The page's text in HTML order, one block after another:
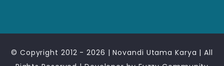
© Copyright 2012 - 2026 |Novandi Utama Karya | All